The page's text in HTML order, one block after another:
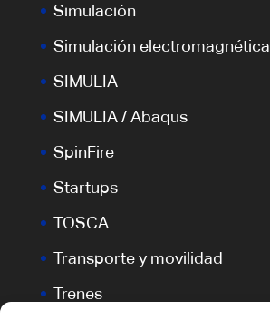
Simulación
Simulación electromagnética
SIMULIA
SIMULIA / Abaqus
SpinFire
Startups
TOSCA
Transporte y movilidad
Trenes